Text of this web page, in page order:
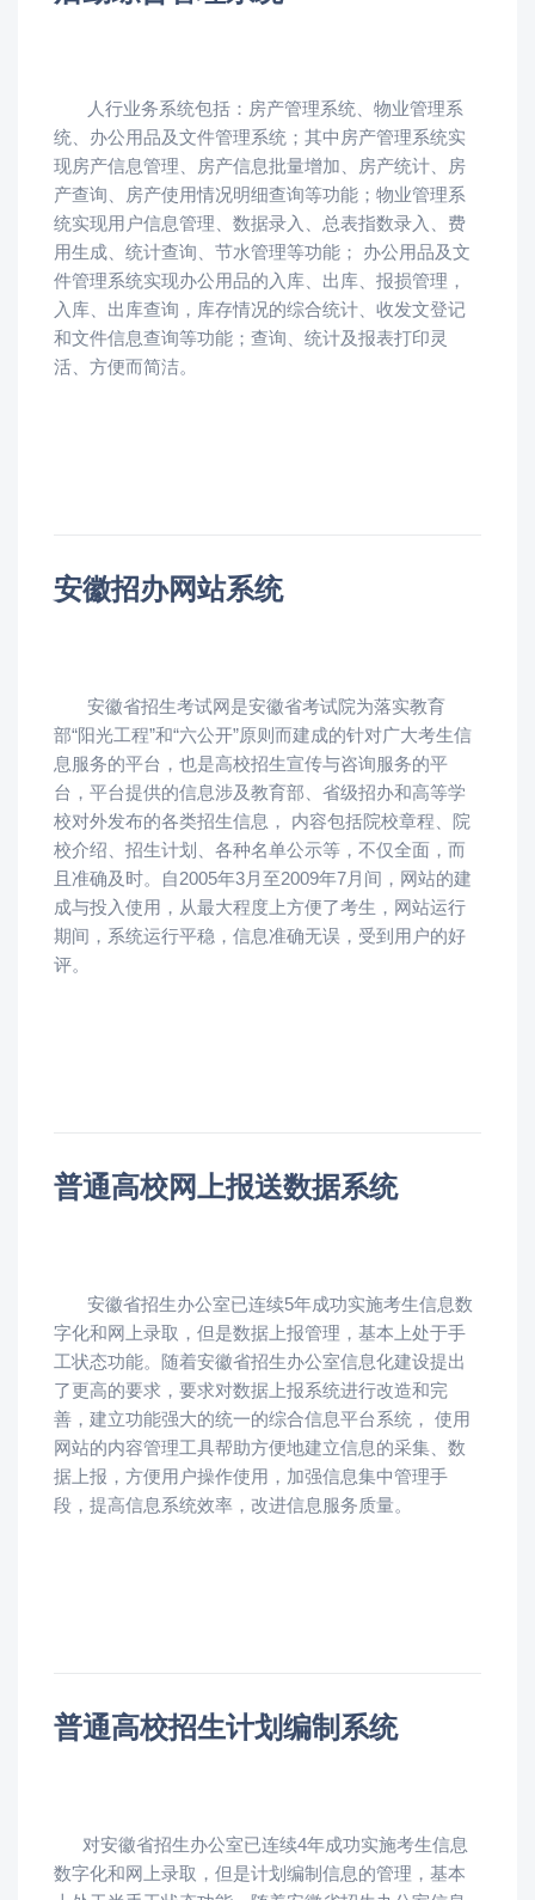
人行业务系统包括：房产管理系统、物业管理系
统、办公用品及文件管理系统；其中房产管理系统实
现房产信息管理、房产信息批量增加、房产统计、房
产查询、房产使用情况明细查询等功能；物业管理系
统实现用户信息管理、数据录入、总表指数录入、费
用生成、统计查询、节水管理等功能； 办公用品及文
件管理系统实现办公用品的入库、出库、报损管理，
入库、出库查询，库存情况的综合统计、收发文登记
和文件信息查询等功能；查询、统计及报表打印灵
活、方便而简洁。
安徽招办网站系统
安徽省招生考试网是安徽省考试院为落实教育
部“阳光工程”和“六公开”原则而建成的针对广大考生信
息服务的平台，也是高校招生宣传与咨询服务的平
台，平台提供的信息涉及教育部、省级招办和高等学
校对外发布的各类招生信息， 内容包括院校章程、院
校介绍、招生计划、各种名单公示等，不仅全面，而
且准确及时。自2005年3月至2009年7月间，网站的建
成与投入使用，从最大程度上方便了考生，网站运行
期间，系统运行平稳，信息准确无误，受到用户的好
评。
普通高校网上报送数据系统
安徽省招生办公室已连续5年成功实施考生信息数
字化和网上录取，但是数据上报管理，基本上处于手
工状态功能。随着安徽省招生办公室信息化建设提出
了更高的要求，要求对数据上报系统进行改造和完
善，建立功能强大的统一的综合信息平台系统， 使用
网站的内容管理工具帮助方便地建立信息的采集、数
据上报，方便用户操作使用，加强信息集中管理手
段，提高信息系统效率，改进信息服务质量。
普通高校招生计划编制系统
对安徽省招生办公室已连续4年成功实施考生信息
数字化和网上录取，但是计划编制信息的管理，基本